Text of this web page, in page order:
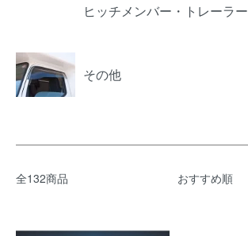
ヒッチメンバー・トレーラー
その他
全132商品 おすすめ順